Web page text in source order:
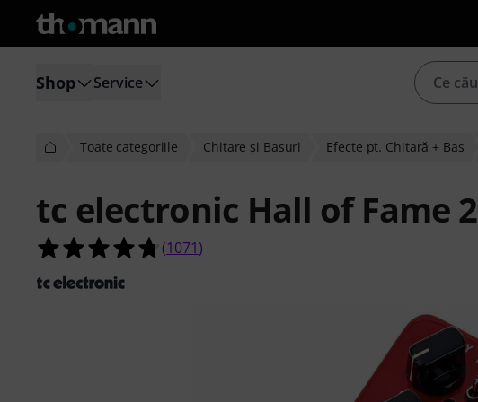
Shop Service
Toate categoriile Chitare şi Basuri Efecte pt. Chitară + Bas
tc electronic Hall of Fame 2
4.8 din 5 stele din 1071 evaluări ale clienților
(1071)